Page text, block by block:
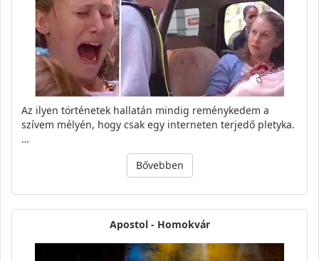
Az ilyen történetek hallatán mindig reménykedem a
szívem mélyén, hogy csak egy interneten terjedő pletyka.
…
Bővebben
Apostol - Homokvár